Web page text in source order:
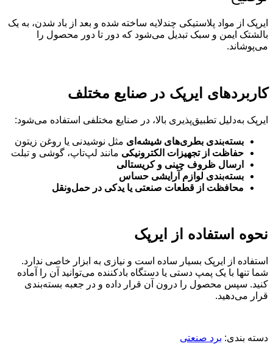
ایرپک از مواد پلاستیکی چندلایه ساخته شده و بعد از باد شدن، به یک
بالشتک ایمن و سبک تبدیل می‌شود که دور تا دور محصول را
می‌پوشاند.
کاربردهای ایرپک در صنایع مختلف
ایرپک به‌دلیل تطبیق‌پذیری بالا، در صنایع مختلفی استفاده می‌شود:
بسته‌بندی بطری‌های شیشه‌ای مثل نوشیدنی یا روغن زیتون
حفاظت از تجهیزات الکترونیکی مانند لپ‌تاپ، گوشی و تبلت
ارسال ظروف چینی و کریستالی
بسته‌بندی لوازم آرایشی حساس
محافظت از قطعات صنعتی یا یدکی در حمل‌ونقل
نحوه استفاده از ایرپک
استفاده از ایرپک بسیار ساده است و نیازی به ابزار خاصی ندارد.
شما تنها با یک پمپ دستی یا دستگاه بادکننده می‌توانید آن را آماده
کنید. سپس محصول را درون آن قرار داده و در جعبه بسته‌بندی
قرار می‌دهید.
دسته بندی: برد صنعتی